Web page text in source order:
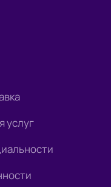
услуг